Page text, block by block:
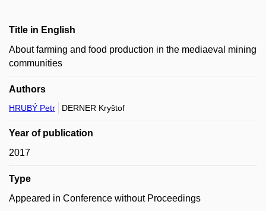
Title in English
About farming and food production in the mediaeval mining
communities
Authors
HRUBÝ Petr DERNER Kryštof
Year of publication
2017
Type
Appeared in Conference without Proceedings